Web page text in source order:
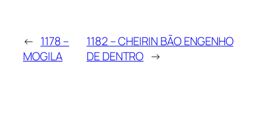
← 1178 –
MOGILA
1182 – CHEIRIN BÃO ENGENHO
DE DENTRO →